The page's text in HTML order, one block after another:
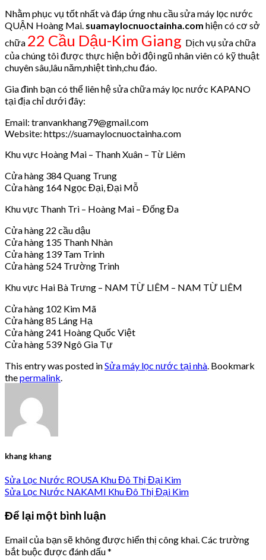
Nhằm phục vụ tốt nhất và đáp ứng nhu cầu sửa máy lọc nước
QUẬN Hoàng Mai. suamaylocnuoctainha.com hiện có cơ sở
chữa 22 Cầu Dậu-Kim Giang Dịch vụ sửa chữa
của chúng tôi được thực hiện bởi đội ngũ nhân viên có kỹ thuật
chuyên sâu,lâu năm,nhiệt tình,chu đáo.
Gia đình bạn có thể liên hệ sửa chữa máy lọc nước KAPANO
tại địa chỉ dưới đây:
Email: tranvankhang79@gmail.com
Website: https://suamaylocnuoctainha.com
Khu vực Hoàng Mai – Thanh Xuân – Từ Liêm
Cửa hàng 384 Quang Trung
Cửa hàng 164 Ngọc Đại, Đại Mỗ
Khu vực Thanh Trì – Hoàng Mai – Đống Đa
Cửa hàng 22 cầu dậu
Cửa hàng 135 Thanh Nhàn
Cửa hàng 139 Tam Trinh
Cửa hàng 524 Trường Trinh
Khu vực Hai Bà Trưng – NAM TỪ LIÊM – NAM TỪ LIÊM
Cửa hàng 102 Kim Mã
Cửa hàng 85 Láng Hạ
Cửa hàng 241 Hoàng Quốc Việt
Cửa hàng 539 Ngô Gia Tự
This entry was posted inSửa máy lọc nước tại nhà . Bookmark
thepermalink
khang khang
Sửa Lọc Nước ROUSA Khu Đô Thị Đại Kim
Sửa Lọc Nước NAKAMI Khu Đô Thị Đại Kim
Để lại một bình luận
Email của bạn sẽ không được hiển thị công khai. Các trường
bắt buộc được đánh dấu*